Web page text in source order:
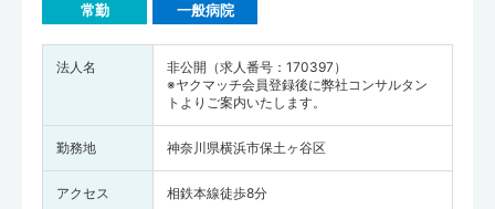
常勤 一般病院
法人名
非公開（求人番号：170397）
※ヤクマッチ会員登録後に弊社コンサルタン
トよりご案内いたします。
勤務地 神奈川県横浜市保土ヶ谷区
アクセス 相鉄本線徒歩8分